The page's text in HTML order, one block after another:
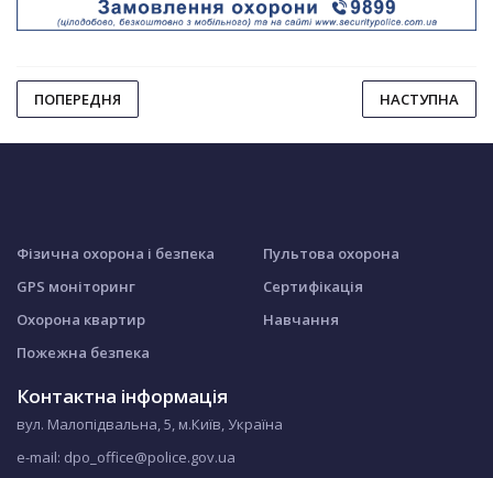
ПОПЕРЕДНЯ НАСТУПНА
Фізична охорона і безпека
GPS моніторинг
Охорона квартир
Пожежна безпека
Пультова охорона
Сертифікація
Навчання
Контактна інформація
вул. Малопідвальна, 5, м.Київ, Україна
e-mail: dpo_office@police.gov.ua